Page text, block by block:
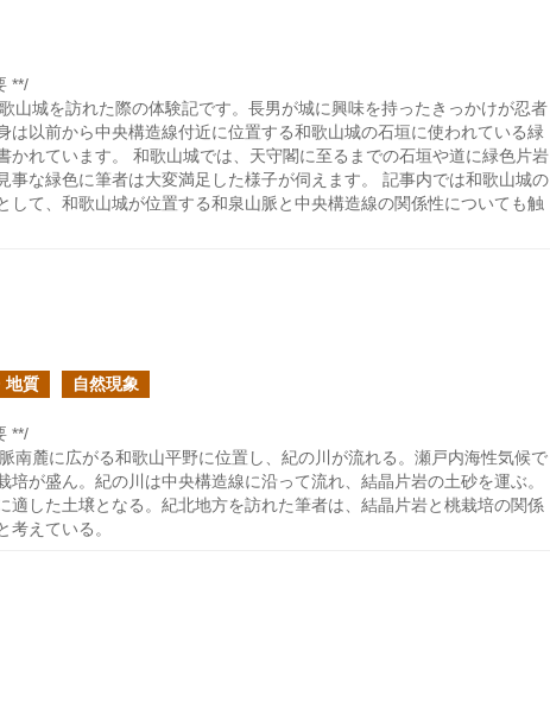
**/
山城を訪れた際の体験記です。長男が城に興味を持ったきっかけが忍者
は以前から中央構造線付近に位置する和歌山城の石垣に使われている緑
かれています。 和歌山城では、天守閣に至るまでの石垣や道に緑色片岩
事な緑色に筆者は大変満足した様子が伺えます。 記事内では和歌山城の
して、和歌山城が位置する和泉山脈と中央構造線の関係性についても触
地質 自然現象
**/
南麓に広がる和歌山平野に位置し、紀の川が流れる。瀬戸内海性気候で
培が盛ん。紀の川は中央構造線に沿って流れ、結晶片岩の土砂を運ぶ。
適した土壌となる。紀北地方を訪れた筆者は、結晶片岩と桃栽培の関係
えている。